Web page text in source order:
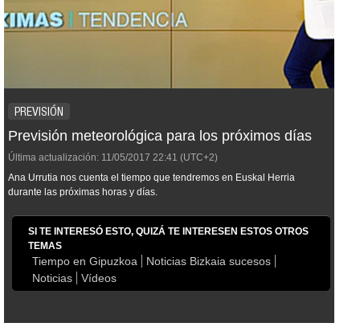
PREVISIÓN
Previsión meteorológica para los próximos días
Última actualización: 11/05/2017 22:41 (UTC+2)
Ana Urrutia nos cuenta el tiempo que tendremos en Euskal Herria
durante las próximas horas y días.
SI TE INTERESÓ ESTO, QUIZÁ TE INTERESEN ESTOS OTROS
TEMAS
Tiempo en Gipuzkoa
Noticias Bizkaia sucesos
Noticias
Vídeos